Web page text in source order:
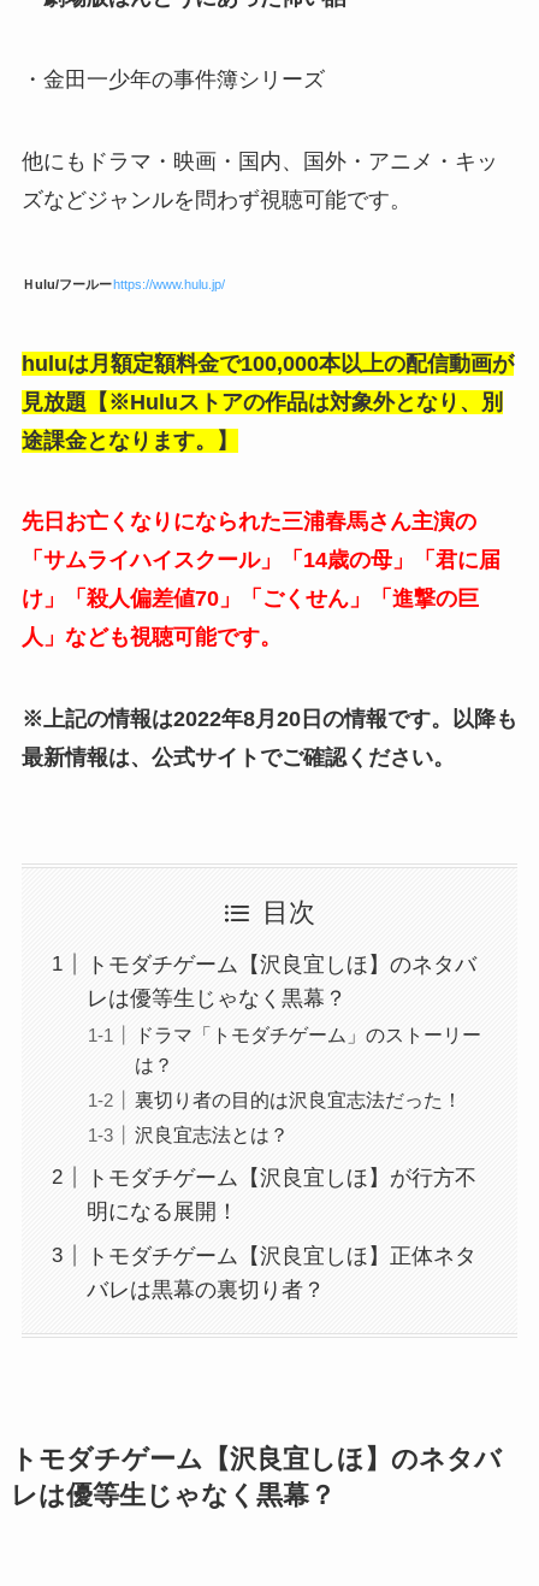
・金田一少年の事件簿シリーズ
他にもドラマ・映画・国内、国外・アニメ・キッ
ズなどジャンルを問わず視聴可能です。
Ｈulu/フールーhttps://www.hulu.jp/
huluは月額定額料金で100,000本以上の配信動画が
見放題【※Huluストアの作品は対象外となり、別
途課金となります。】
先日お亡くなりになられた三浦春馬さん主演の
「サムライハイスクール」「14歳の母」「君に届
け」「殺人偏差値70」「ごくせん」「進撃の巨
人」なども視聴可能です。
※上記の情報は2022年8月20日の情報です。以降も
最新情報は、公式サイトでご確認ください。
目次
トモダチゲーム【沢良宜しほ】のネタバ
レは優等生じゃなく黒幕？
ドラマ「トモダチゲーム」のストーリー
は？
裏切り者の目的は沢良宜志法だった！
沢良宜志法とは？
トモダチゲーム【沢良宜しほ】が行方不
明になる展開！
トモダチゲーム【沢良宜しほ】正体ネタ
バレは黒幕の裏切り者？
トモダチゲーム【沢良宜しほ】のネタバ
レは優等生じゃなく黒幕？